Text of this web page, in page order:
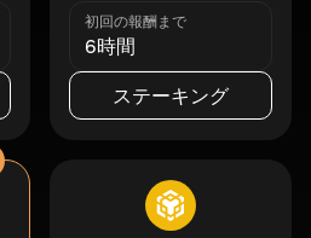
初回の報酬まで
6時間
ステーキング